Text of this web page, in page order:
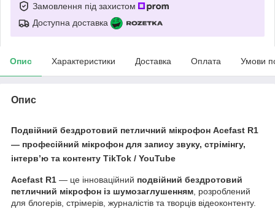
Замовлення під захистом
Доступна доставка
Опис Характеристики Доставка Оплата Умови
Опис
Подвійний бездротовий петличний мікрофон Acefast R1
— професійний мікрофон для запису звуку, стрімінгу,
інтерв’ю та контенту TikTok / YouTube
Acefast R1 — це інноваційний подвійний бездротовий
петличний мікрофон із шумозаглушенням, розроблений
для блогерів, стрімерів, журналістів та творців відеоконтенту.